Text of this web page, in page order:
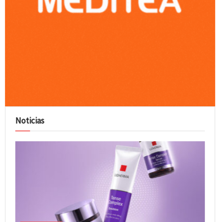
Noticias